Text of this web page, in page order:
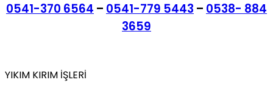
0541-370 6564 – 0541-779 5443 – 0538- 884
3659
YIKIM KIRIM İŞLERİ